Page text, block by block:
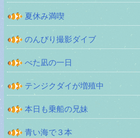
夏休み満喫
のんびり撮影ダイブ
べた凪の一日
テンジクダイが増殖中
本日も乗船の兄妹
青い海で３本